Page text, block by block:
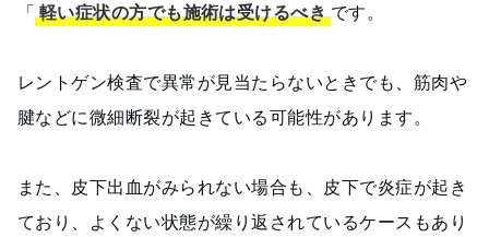
「軽い症状の方でも施術は受けるべきです。
レントゲン検査で異常が見当たらないときでも、筋肉や
腱などに微細断裂が起きている可能性があります。
また、皮下出血がみられない場合も、皮下で炎症が起き
ており、よくない状態が繰り返されているケースもあり